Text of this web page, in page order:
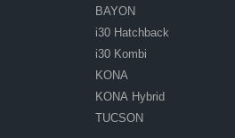
BAYON
i30 Hatchback
i30 Kombi
KONA
KONA Hybrid
TUCSON